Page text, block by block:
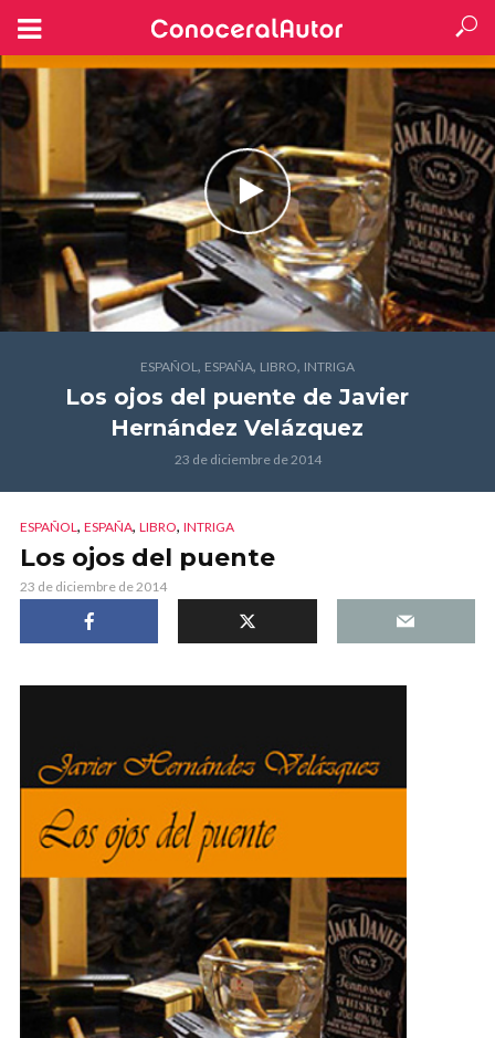
ESPAÑOL, ESPAÑA, LIBRO, INTRIGA
Los ojos del puentede Javier
Hernández Velázquez
23 de diciembre de 2014
ESPAÑOL, ESPAÑA, LIBRO, INTRIGA
Los ojos del puente
23 de diciembre de 2014